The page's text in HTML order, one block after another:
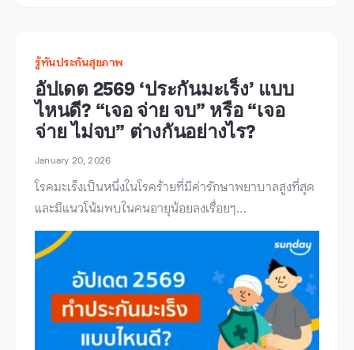
รู้ทันประกันสุขภาพ
อัปเดต 2569 ‘ประกันมะเร็ง’ แบบ
ไหนดี? “เจอ จ่าย จบ” หรือ “เจอ
จ่าย ไม่จบ” ต่างกันอย่างไร?
January 20, 2026
โรคมะเร็งเป็นหนึ่งในโรคร้ายที่มีค่ารักษาพยาบาลสูงที่สุด
และมีแนวโน้มพบในคนอายุน้อยลงเรื่อยๆ…